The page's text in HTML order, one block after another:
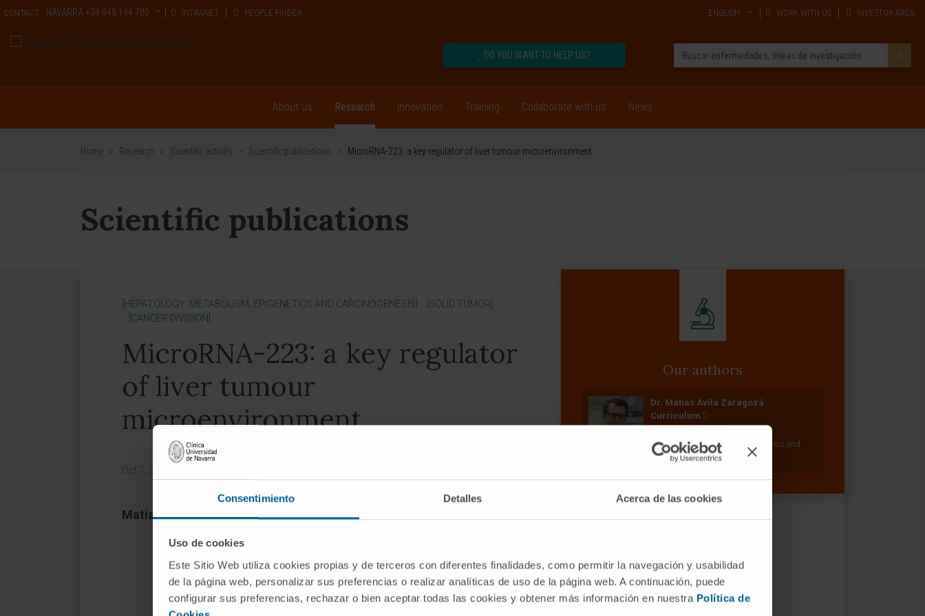
Consentimiento Detalles Acerca de las cookies
Uso de cookies
Este Sitio Web utiliza cookies propias y de terceros con diferentes finalidades, como permitir la navegación y usabilidad
de la página web, personalizar sus preferencias o realizar analíticas de uso de la página web. A continuación, puede
configurar sus preferencias, rechazar o bien aceptar todas las cookies y obtener más información en nuestra Política de
CONTACT NAVARRA +34 948 194 700 INTRANET PEOPLE FINDER ENGLISH WORK WITH US INVESTOR AREA
DO YOU WANT TO HELP US?
About us Research Innovation Training Collaborate with us News
Home > Research > Scientific activity > Scientific publications > MicroRNA-223: a key regulator of liver tumour microenvironment
Scientific publications
[HEPATOLOGY: METABOLISM, EPIGENETICS AND CARCINOGENESIS]
[SOLID TUMOR]
[CANCER DIVISION]
MicroRNA-223: a key regulator
of liver tumour
microenvironment
Oct 7, 2023,
Matias A Avila
Our authors
Dr. Matías Ávila Zaragozá
Curriculum
Researcher | Principal Investigator
Hepatology: Metabolism, Epigenetics and
Carcinogenesis Research Group